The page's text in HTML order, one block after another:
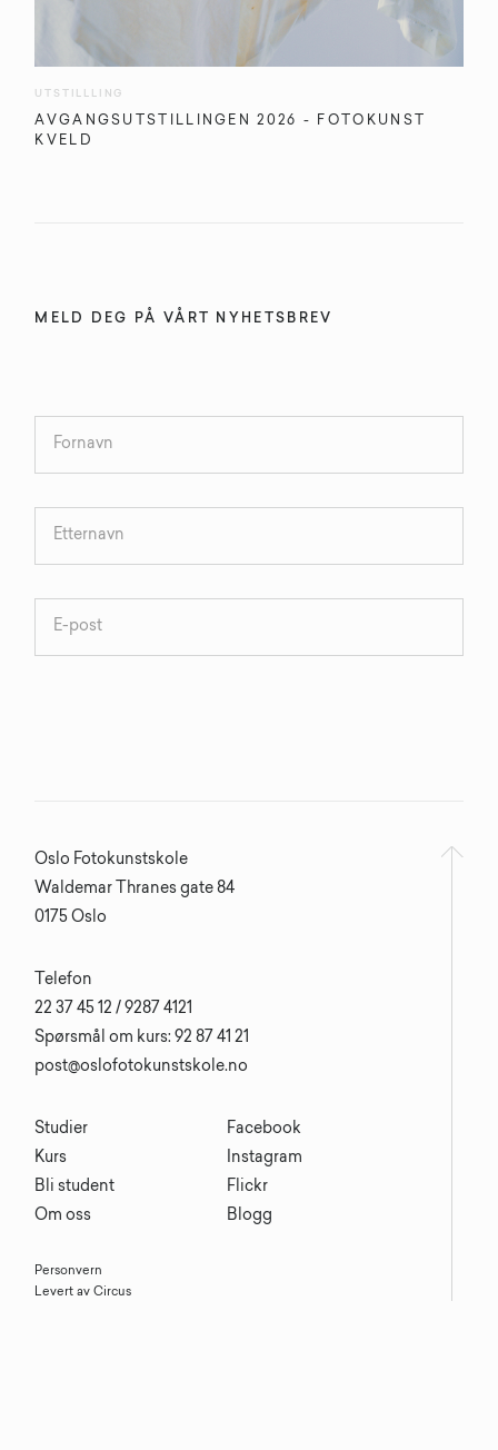
UTSTILLLING
AVGANGSUTSTILLINGEN 2026 - FOTOKUNST
KVELD
MELD DEG PÅ VÅRT NYHETSBREV
Oslo Fotokunstskole
Waldemar Thranes gate 84
0175 Oslo
Studier
Kurs
Bli student
Om oss
Telefon
22 37 45 12 / 9287 4121
Spørsmål om kurs: 92 87 41 21
post@oslofotokunstskole.no
Facebook
Instagram
Flickr
Blogg
Personvern
Levert av Circus